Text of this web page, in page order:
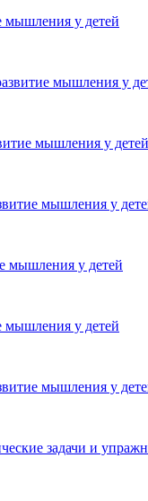
мышления у детей
мышления у
мышления у детей
мышления у
мышления у детей
мышления у детей
мышления у
задачи и